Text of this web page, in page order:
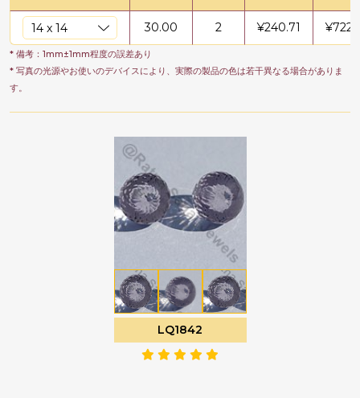
30.00 2 ¥240.71 ¥
* 備考：1mm±1mm程度の誤差あり
* 写真の光源やお使いのデバイスにより、実際の製品の色は若干異なる場合がありま
す。
LQ1842